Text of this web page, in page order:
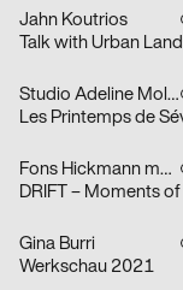
Jahn Koutrios
Talk with Urban
Studio Adeline Mollard
Fons Hickmann m23
Gina Burri
Werkschau 2021